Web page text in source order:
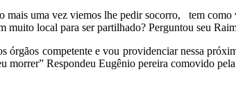
uma vez viemos lhe pedir socorro, tem como
muito local para ser partilhado? Perguntou seu
competente e vou providenciar nessa
morrer” Respondeu Eugênio pereira comovido